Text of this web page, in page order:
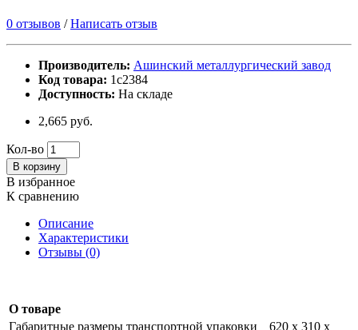
0 отзывов /Написать отзыв
Производитель: Ашинский металлургический завод
Код товара: 1с2384
Доступность: На складе
2,665 руб.
Кол-во
В корзину
В избранное
К сравнению
Описание
Характеристики
Отзывы (0)
О товаре
Габаритные размеры транспортной упаковки
620 х 310 х